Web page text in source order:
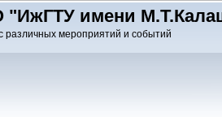
имени
различных мероприятий и событий